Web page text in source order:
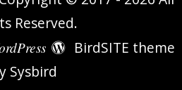
Reserved.
BirdSITE theme
Sysbird